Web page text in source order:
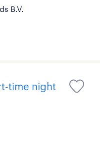
B.V.
time night